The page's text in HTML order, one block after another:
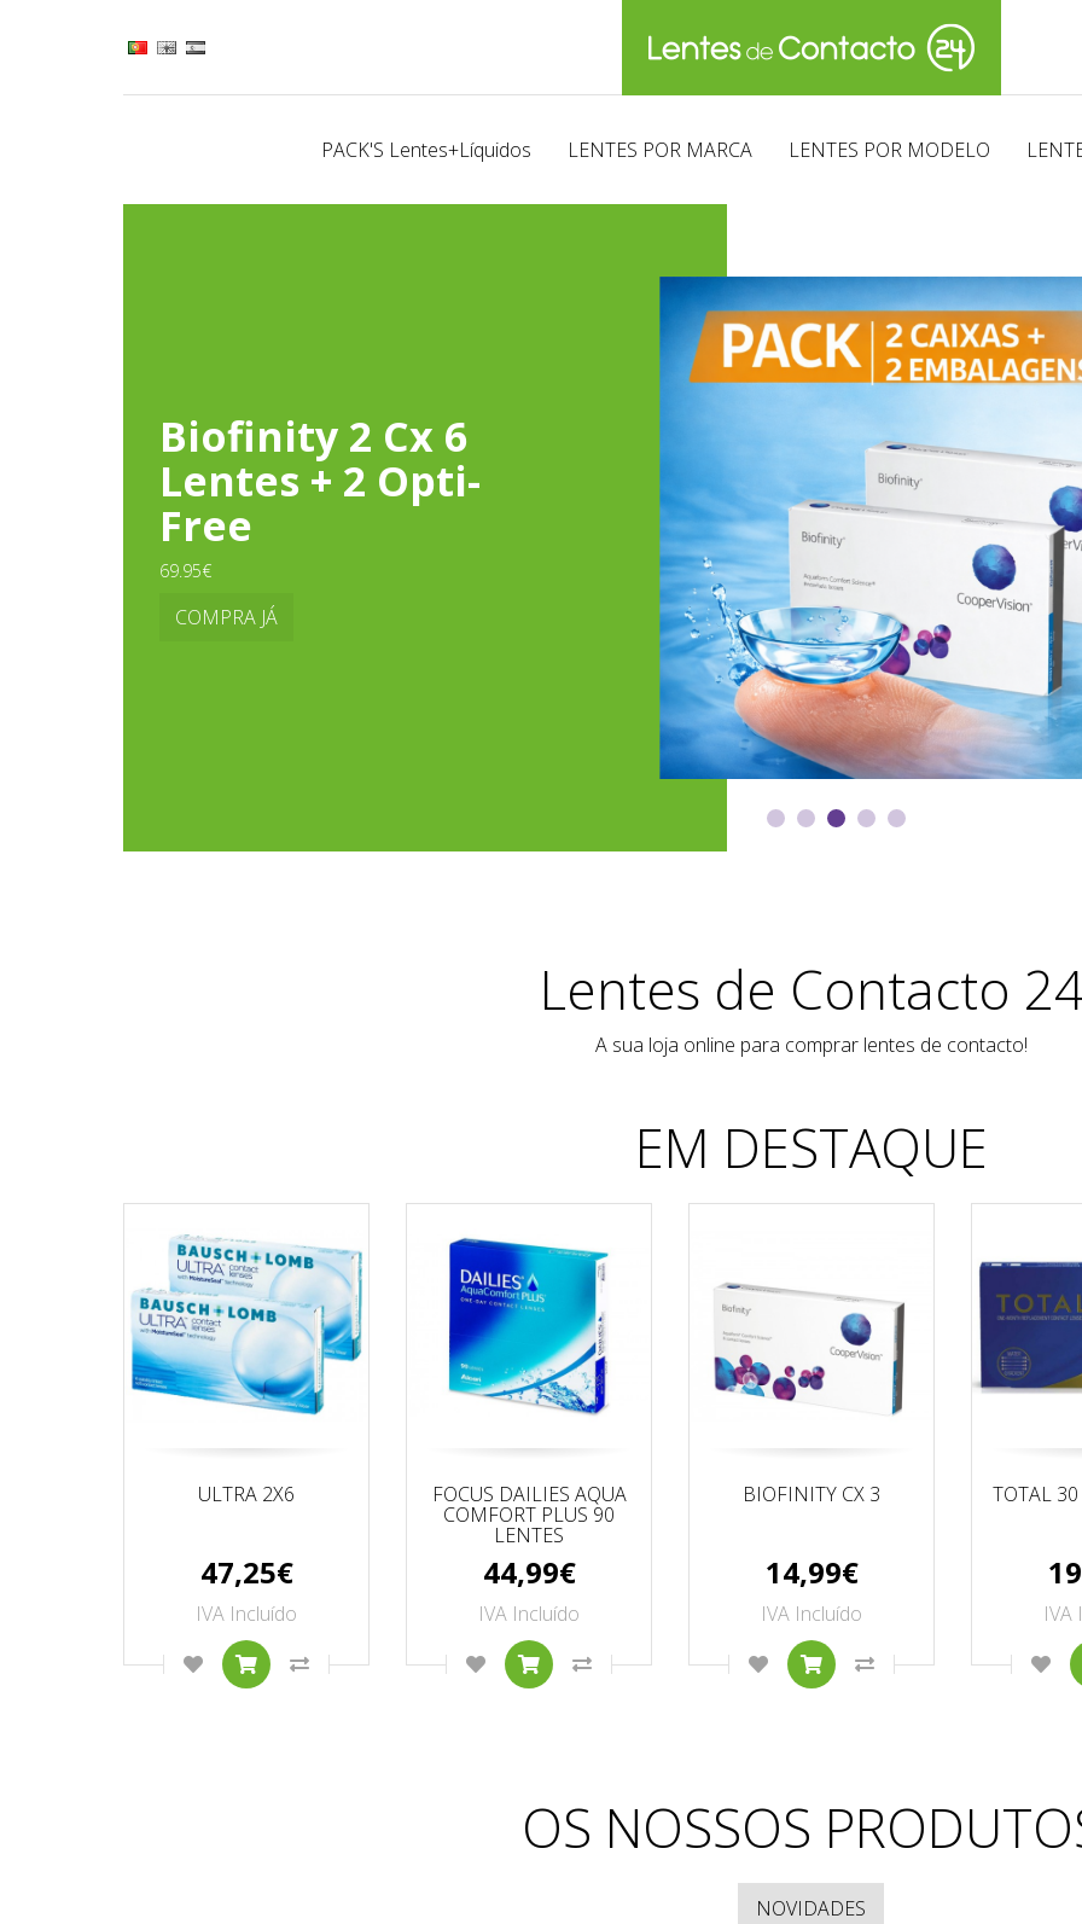
PACK'S Lentes+Líquidos LENTES POR MARCA LENTES POR MODELO
Biofinity 2 Cx 6
Lentes + 2 Opti-
Free
69.95€
COMPRA JÁ
Lentes de Contacto 24
A sua loja online para comprar lentes de contacto!
EM DESTAQUE
ULTRA 2X6
47,25€
IVA Incluído
ADICIONAR À LISTA DE DESEJOS
COMPRARCOMPARAR ESTE PRODUTO
FOCUS DAILIES AQUA
COMFORT PLUS 90
LENTES
44,99€
IVA Incluído
ADICIONAR À LISTA DE DESEJOS
COMPRARCOMPARAR ESTE PRODUTO
BIOFINITY CX 3
14,99€
IVA Incluído
ADICIONAR À LISTA DE DESEJOS
COMPRARCOMPARAR ESTE
TOTAL 30
IVA
OS NOSSOS
NOVIDADES